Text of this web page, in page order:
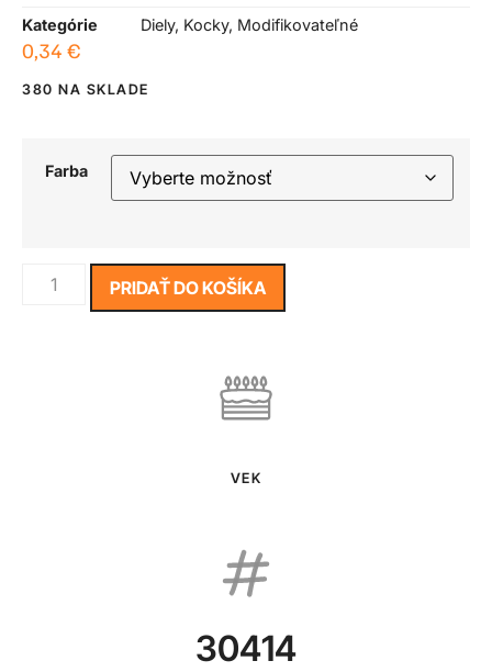
Kategórie
Diely, Kocky, Modifikovateľné
0,34 €
380 NA SKLADE
Farba
PRIDAŤ DO KOŠÍKA
VEK
30414